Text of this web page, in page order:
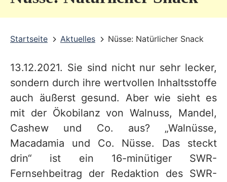
Startseite Aktuelles Nüsse: Natürlicher Snack
13.12.2021. Sie sind nicht nur sehr lecker,
sondern durch ihre wertvollen Inhaltsstoffe
auch äußerst gesund. Aber wie sieht es
mit der Ökobilanz von Walnuss, Mandel,
Cashew und Co. aus? „Walnüsse,
Macadamia und Co. Nüsse. Das steckt
drin“ ist ein 16-minütiger SWR-
Fernsehbeitrag der Redaktion des SWR-
v